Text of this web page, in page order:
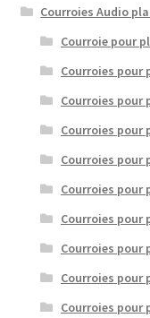
Courroies Audio
Courroie pour
Courroies pour
Courroies pour
Courroies pour
Courroies pour
Courroies pour
Courroies pour
Courroies pour
Courroies pour
Courroies pour